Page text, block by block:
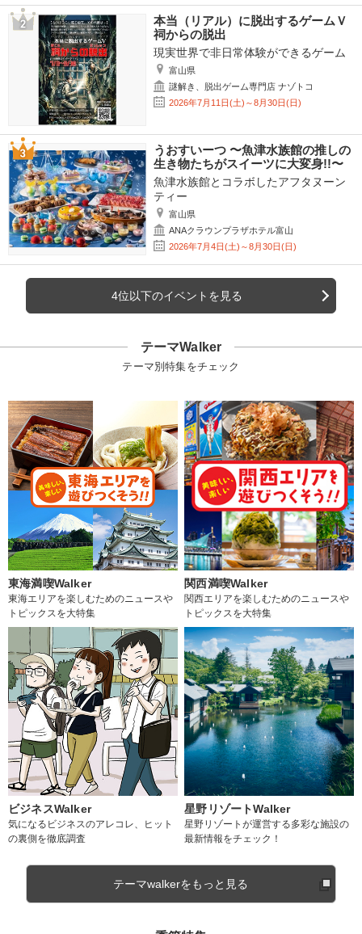
本当（リアル）に脱出するゲームＶ
祠からの脱出
現実世界で非日常体験ができるゲーム
富山県
謎解き、脱出ゲーム専門店 ナゾトコ
2026年7月11日(土)～8月30日(日)
うおすいーつ 〜魚津水族館の推しの
生き物たちがスイーツに大変身!!〜
魚津水族館とコラボしたアフタヌーン
ティー
富山県
ANAクラウンプラザホテル富山
2026年7月4日(土)～8月30日(日)
4位以下のイベントを見る
テーマWalker
テーマ別特集をチェック
東海満喫Walker
東海エリアを楽しむためのニュースや
トピックスを大特集
関西満喫Walker
関西エリアを楽しむためのニュースや
トピックスを大特集
ビジネスWalker
気になるビジネスのアレコレ、ヒット
の裏側を徹底調査
星野リゾートWalker
星野リゾートが運営する多彩な施設の
最新情報をチェック！
テーマwalkerをもっと見る